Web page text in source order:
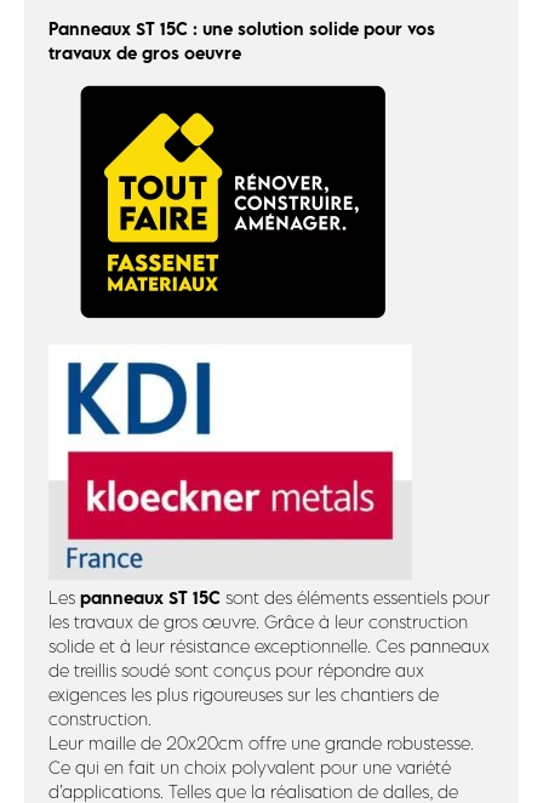
Panneaux ST 15C : une solution solide pour vos
travaux de gros oeuvre
Les panneaux ST 15C sont des éléments essentiels pour
les travaux de gros œuvre. Grâce à leur construction
solide et à leur résistance exceptionnelle. Ces panneaux
de treillis soudé sont conçus pour répondre aux
exigences les plus rigoureuses sur les chantiers de
construction.
Leur maille de 20x20cm offre une grande robustesse.
Ce qui en fait un choix polyvalent pour une variété
d’applications. Telles que la réalisation de dalles, de